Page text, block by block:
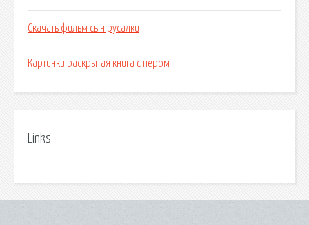
Скачать фильм сын русалки
Картинки раскрытая книга с пером
Links